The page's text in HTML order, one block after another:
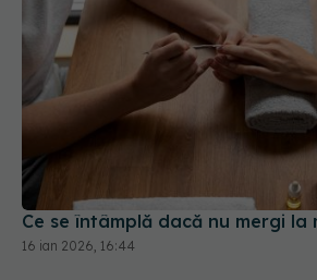
Ce se întâmplă dacă nu mergi la
16 ian 2026, 16:44